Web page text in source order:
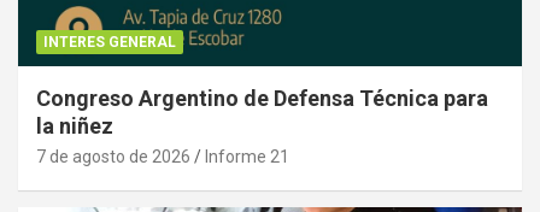
INTERES GENERAL
Congreso Argentino de Defensa Técnica para
la niñez
7 de agosto de 2026 Informe 21